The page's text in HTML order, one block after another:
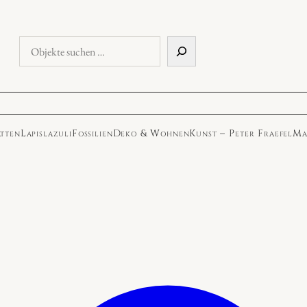
Objekte
suchen
LapislazuliFossilienDeko & WohnenKunst – Peter Fraefel